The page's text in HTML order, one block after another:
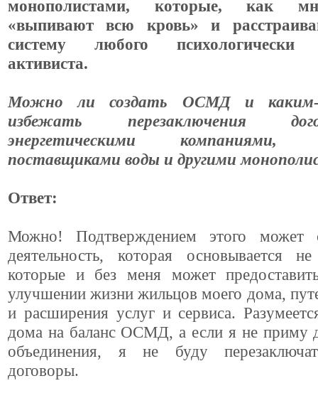
монополистами, которые, как
«выпивают всю кровь» и
систему любого психологически
активиста.
Можно ли создать ОСМД и каким-
избежать перезаключения
энергетическими компаниями,
поставщиками воды и другими
Ответ:
Можно! Подтверждением этого может
деятельность, которая основывается
которые и без меня может
улучшении жизни жильцов моего дома,
и расширения услуг и сервиса.
дома на баланс ОСМД, а если я не приму
объединения, я не буду
договоры.